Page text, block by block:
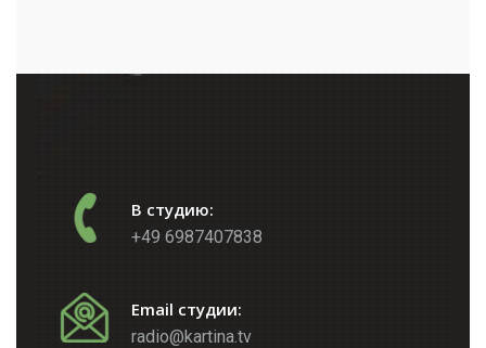
В студию:
+49 6987407838
Email студии:
radio@kartina.tv